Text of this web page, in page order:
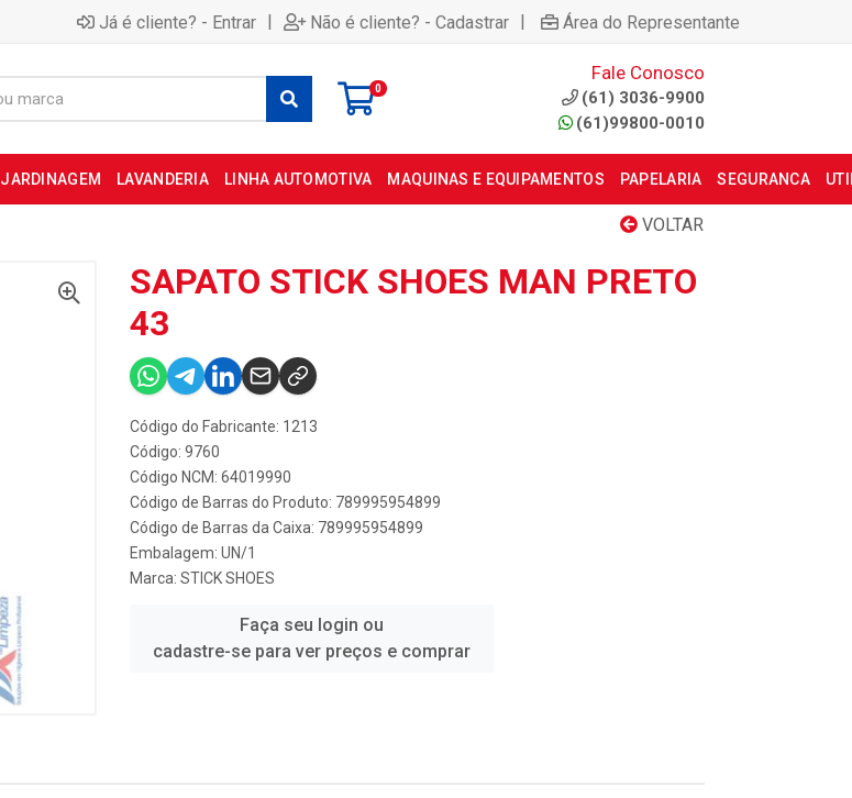
Já é cliente? - Entrar | Não é cliente? - Cadastrar | Área do Representante
0
Fale Conosco
(61) 3036-9900
(61)99800-0010
JARDINAGEM LAVANDERIA LINHA AUTOMOTIVA MAQUINAS E EQUIPAMENTOS PAPELARIA SEGURANCA
VOLTAR
SAPATO STICK SHOES MAN PRETO
43
Código do Fabricante: 1213
Código: 9760
Código NCM: 64019990
Código de Barras do Produto: 789995954899
Código de Barras da Caixa: 789995954899
Embalagem: UN/1
Marca: STICK SHOES
Faça seu login ou
cadastre-se para ver preços e comprar